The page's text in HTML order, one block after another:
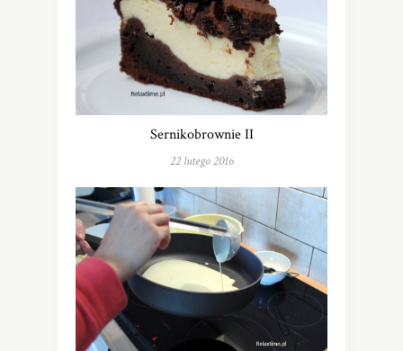
Sernikobrownie II
22 lutego 2016